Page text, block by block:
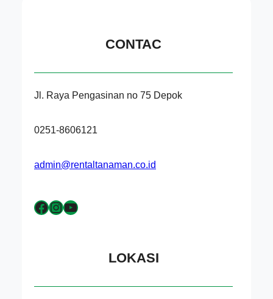
CONTAC
Jl. Raya Pengasinan no 75 Depok
0251-8606121
admin@rentaltanaman.co.id
Facebook InstagramYouTube
LOKASI